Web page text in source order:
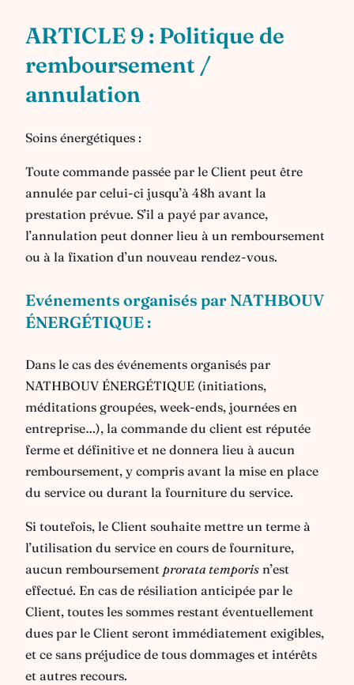
ARTICLE 9 : Politique de
remboursement /
annulation
Soins énergétiques :
Toute commande passée par le Client peut être
annulée par celui-ci jusqu’à 48h avant la
prestation prévue. S’il a payé par avance,
l’annulation peut donner lieu à un remboursement
ou à la fixation d’un nouveau rendez-vous.
Evénements organisés par NATHBOUV
ÉNERGÉTIQUE :
Dans le cas des événements organisés par
NATHBOUV ÉNERGÉTIQUE (initiations,
méditations groupées, week-ends, journées en
entreprise…), la commande du client est réputée
ferme et définitive et ne donnera lieu à aucun
remboursement, y compris avant la mise en place
du service ou durant la fourniture du service.
Si toutefois, le Client souhaite mettre un terme à
l’utilisation du service en cours de fourniture,
aucun remboursement prorata temporis n’est
effectué. En cas de résiliation anticipée par le
Client, toutes les sommes restant éventuellement
dues par le Client seront immédiatement exigibles,
et ce sans préjudice de tous dommages et intérêts
et autres recours.